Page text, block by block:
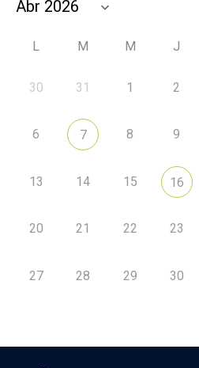
L M M J
30 31 1 2
6 7 8 9
13 14 15 16
20 21 22 23
27 28 29 30